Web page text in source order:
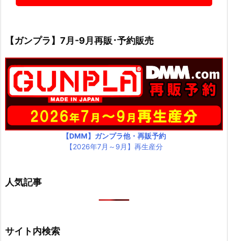
【ガンプラ】7月-9月再販･予約販売
【DMM】ガンプラ他・再販予約
【2026年7月～9月】再生産分
人気記事
サイト内検索